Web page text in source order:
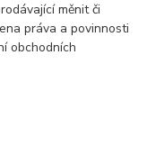
měnit či
práva a povinnosti
obchodních